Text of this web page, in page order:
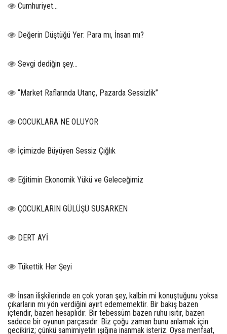
Cumhuriyet…
Değerin Düştüğü Yer: Para mı, İnsan mı?
Sevgi dediğin şey…
“Market Raflarında Utanç, Pazarda Sessizlik”
COCUKLARA NE OLUYOR
İçimizde Büyüyen Sessiz Çığlık
Eğitimin Ekonomik Yükü ve Geleceğimiz
ÇOCUKLARIN GÜLÜŞÜ SUSARKEN
DERT AYİ
Tükettik Her Şeyi
İnsan ilişkilerinde en çok yoran şey, kalbin mi konuştuğunu yoksa
çıkarların mı yön verdiğini ayırt edememektir. Bir bakış bazen
içtendir, bazen hesaplıdır. Bir tebessüm bazen ruhu ısıtır, bazen
sadece bir oyunun parçasıdır. Biz çoğu zaman bunu anlamak için
gecikiriz; çünkü samimiyetin ışığına inanmak isteriz. Oysa menfaat,